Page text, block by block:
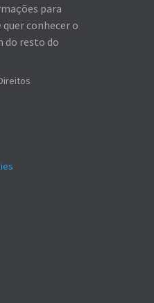
para
conhecer o
do resto do